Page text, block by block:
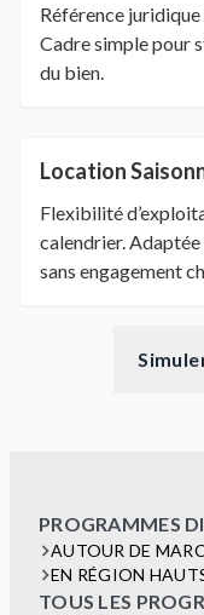
Référence
Cadre simple pour
du bien.
Location
Flexibilité
calendrier. Adaptée
sans engagement
PROGRAMMES
AUTOUR DE
EN RÉGION
TOUS LES